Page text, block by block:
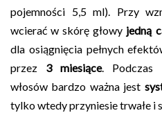
pojemności 5,5 ml). Przy
wcierać w skórę głowy jedną
dla osiągnięcia pełnych
przez 3 miesiące. Podczas
włosów bardzo ważna jest
tylko wtedy przyniesie trwałe i